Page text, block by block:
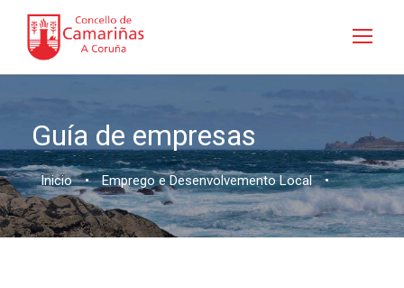
Guía de empresas
Inicio • Emprego e Desenvolvemento Local •